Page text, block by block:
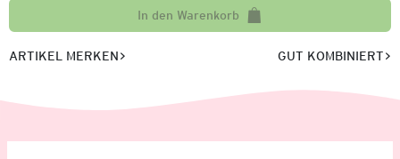
In den Warenkorb
ARTIKEL MERKEN GUT KOMBINIERT